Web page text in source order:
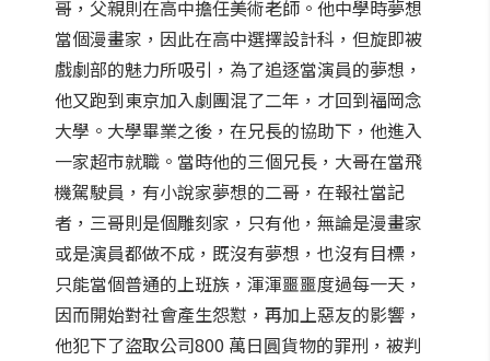
哥，父親則在高中擔任美術老師。他中學時夢想
當個漫畫家，因此在高中選擇設計科，但旋即被
戲劇部的魅力所吸引，為了追逐當演員的夢想，
他又跑到東京加入劇團混了二年，才回到福岡念
大學。大學畢業之後，在兄長的協助下，他進入
一家超市就職。當時他的三個兄長，大哥在當飛
機駕駛員，有小說家夢想的二哥，在報社當記
者，三哥則是個雕刻家，只有他，無論是漫畫家
或是演員都做不成，既沒有夢想，也沒有目標，
只能當個普通的上班族，渾渾噩噩度過每一天，
因而開始對社會產生怨懟，再加上惡友的影響，
他犯下了盜取公司800 萬日圓貨物的罪刑，被判